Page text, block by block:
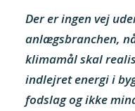
Der er ingen vej
anlægsbranchen,
klimamål skal
indlejret energi i
fodslag og ikke